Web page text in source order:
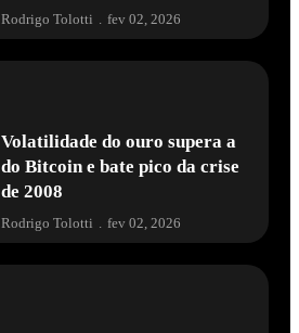
Rodrigo Tolotti . fev 02, 2026
Volatilidade do ouro supera a
do Bitcoin e bate pico da crise
de 2008
Rodrigo Tolotti . fev 02, 2026